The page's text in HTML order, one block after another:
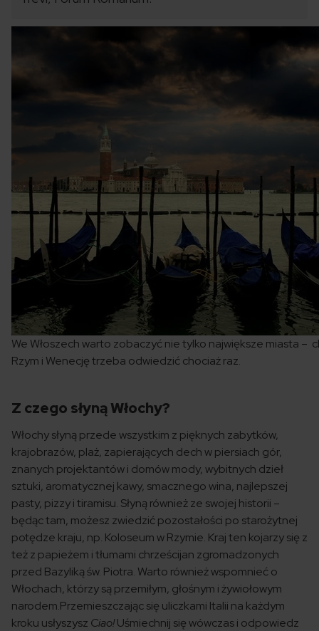
We Włoszech warto zobaczyć nie tylko największe miasta –
Rzym i Wenecję trzeba odwiedzić chociaż raz.
Z czego słyną Włochy?
Włochy słyną przede wszystkim z pięknych zabytków,
krajobrazów, plaż, zapierających dech w piersiach gór,
znanych projektantów i domów mody, wybitnych dzieł
sztuki, aromatycznej kawy, smacznego wina, najlepszej
pasty, pizzy i tiramisu. Słyną również ze swojej historii –
będąc tam, możesz zwiedzić pozostałości po starożytnej
potędze kraju, np. Koloseum w Rzymie. Kraj ten kojarzy się z
też z papieżem i tłumami chrześcijan zgromadzonych
przed Bazyliką św. Piotra. Warto również wspomnieć o
Włochach, którzy są przemiłym, głośnym i żywiołowym
narodem.Przemieszczając się uliczkami Italii na każdym
kroku usłyszysz Ciao!Uśmiechnij się wówczas i odpowiedz